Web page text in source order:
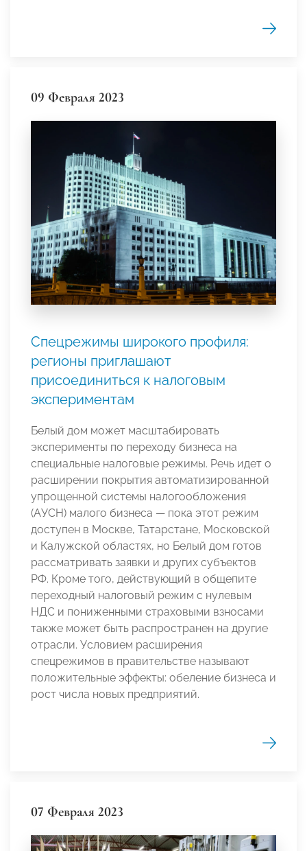
09 Февраля 2023
Спецрежимы широкого профиля:
регионы приглашают
присоединиться к налоговым
экспериментам
Белый дом может масштабировать
эксперименты по переходу бизнеса на
специальные налоговые режимы. Речь идет о
расширении покрытия автоматизированной
упрощенной системы налогообложения
(АУСН) малого бизнеса — пока этот режим
доступен в Москве, Татарстане, Московской
и Калужской областях, но Белый дом готов
рассматривать заявки и других субъектов
РФ. Кроме того, действующий в общепите
переходный налоговый режим с нулевым
НДС и пониженными страховыми взносами
также может быть распространен на другие
отрасли. Условием расширения
спецрежимов в правительстве называют
положительные эффекты: обеление бизнеса и
рост числа новых предприятий.
07 Февраля 2023